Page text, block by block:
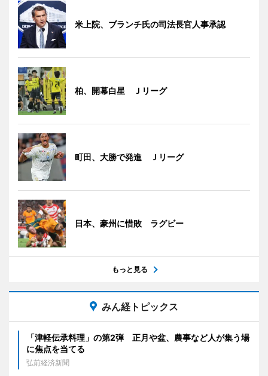
米上院、ブランチ氏の司法長官人事承認
柏、開幕白星 Ｊリーグ
町田、大勝で発進 Ｊリーグ
日本、豪州に惜敗 ラグビー
もっと見る
みん経トピックス
「津軽伝承料理」の第2弾 正月や盆、農事など人が集う場
に焦点を当てる
弘前経済新聞